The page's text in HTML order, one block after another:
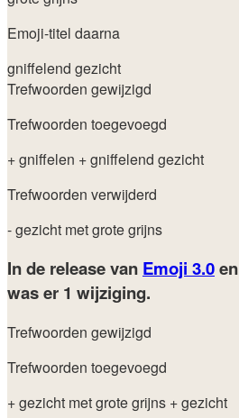
Emoji-titel daarna
gniffelend gezicht
Trefwoorden gewijzigd
Trefwoorden toegevoegd
+ gniffelen + gniffelend gezicht
Trefwoorden verwijderd
- gezicht met grote grijns
In de release van Emoji 3.0en
was er 1 wijziging.
Trefwoorden gewijzigd
Trefwoorden toegevoegd
+ gezicht met grote grijns + gezicht